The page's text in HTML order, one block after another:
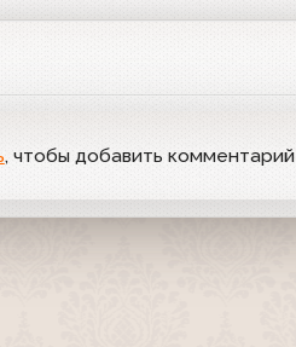
, чтобы добавить комментарий